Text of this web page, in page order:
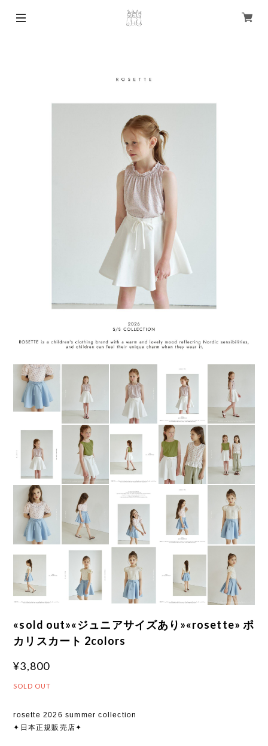
«sold out»«ジュニアサイズあり»«rosette» ポ
カリスカート 2colors
¥3,800
SOLD OUT
rosette 2026 summer collection
✦日本正規販売店✦